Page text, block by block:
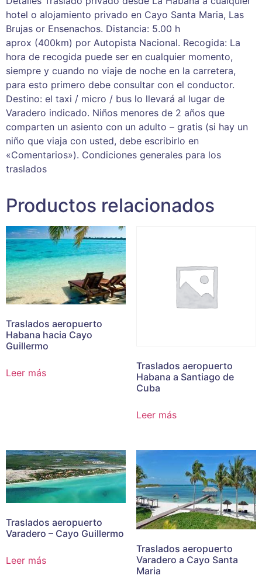
hotel o alojamiento privado en Cayo Santa Maria, Las
Brujas or Ensenachos. Distancia: 5.00 h
aprox (400km) por Autopista Nacional. Recogida: La
hora de recogida puede ser en cualquier momento,
siempre y cuando no viaje de noche en la carretera,
para esto primero debe consultar con el conductor.
Destino: el taxi / micro / bus lo llevará al lugar de
Varadero indicado. Niños menores de 2 años que
comparten un asiento con un adulto – gratis (si hay un
niño que viaja con usted, debe escribirlo en
«Comentarios»). Condiciones generales para los
traslados
Productos relacionados
Traslados aeropuerto
Habana hacia Cayo
Guillermo
Leer más
Traslados aeropuerto
Habana a Santiago de
Cuba
Leer más
Traslados aeropuerto
Varadero – Cayo Guillermo
Leer más
Traslados aeropuerto
Varadero a Cayo Santa
Maria